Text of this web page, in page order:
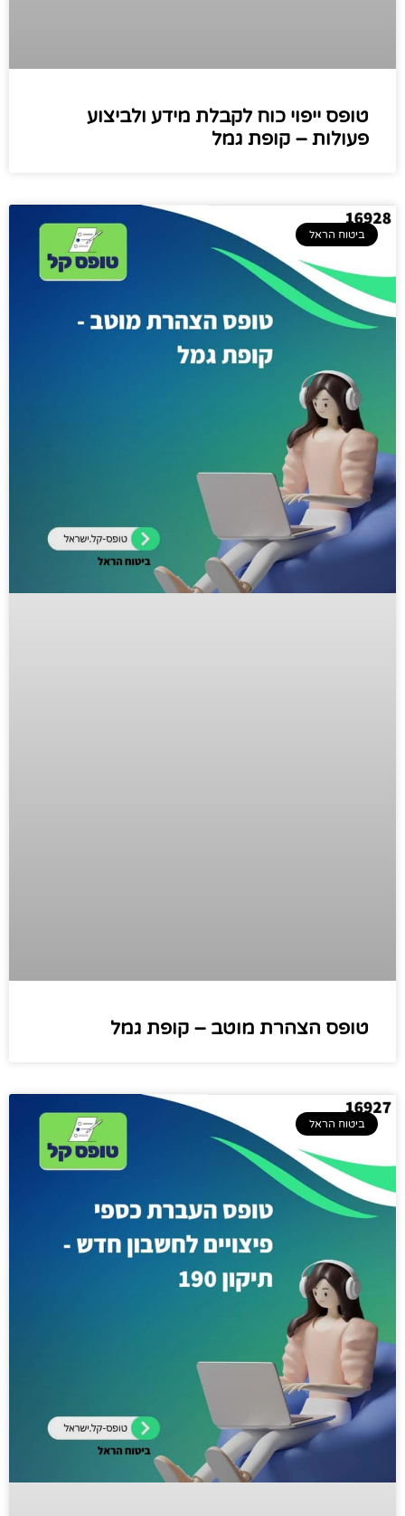
טופס ייפוי כוח לקבלת מידע ולביצוע
פעולות – קופת גמל
ביטוח הראל
טופס הצהרת מוטב – קופת גמל
ביטוח הראל